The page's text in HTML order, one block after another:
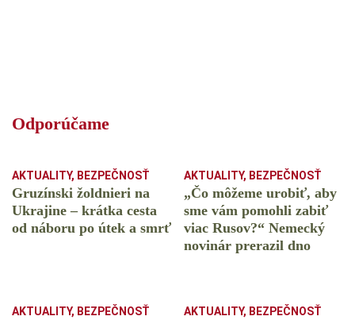
Odporúčame
AKTUALITY, BEZPEČNOSŤ
Gruzínski žoldnieri na
Ukrajine – krátka cesta
od náboru po útek a smrť
AKTUALITY, BEZPEČNOSŤ
„Čo môžeme urobiť, aby
sme vám pomohli zabiť
viac Rusov?“ Nemecký
novinár prerazil dno
AKTUALITY, BEZPEČNOSŤ AKTUALITY, BEZPEČNOSŤ